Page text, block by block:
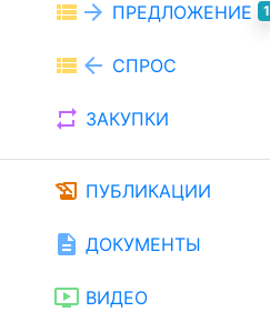
view_list arrow_forward ПРЕДЛОЖЕНИЕ 1
view_list arrow_back СПРОС
repeat ЗАКУПКИ
history_edu ПУБЛИКАЦИИ
description ДОКУМЕНТЫ
ondemand_video ВИДЕО